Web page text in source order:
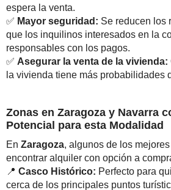
espera la venta.
✅ Mayor seguridad: Se reducen los
que los inquilinos interesados en la
responsables con los pagos.
✅ Asegurar la venta de la vivienda:
la vivienda tiene más probabilidades
Zonas en Zaragoza y Navarra
Potencial para esta Modalidad
En Zaragoza, algunos de los
encontrar alquiler con opción a
📍 Casco Histórico: Perfecto para
cerca de los principales puntos